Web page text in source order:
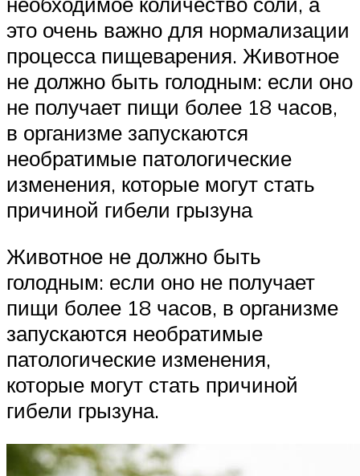
это очень важно для нормализации
процесса пищеварения. Животное
не должно быть голодным: если оно
не получает пищи более 18 часов,
в организме запускаются
необратимые патологические
изменения, которые могут стать
причиной гибели грызуна
Животное не должно быть
голодным: если оно не получает
пищи более 18 часов, в организме
запускаются необратимые
патологические изменения,
которые могут стать причиной
гибели грызуна.